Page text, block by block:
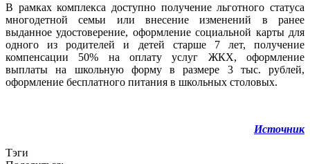
В рамках комплекса доступно получение льготного статуса
многодетной семьи или внесение изменений в ранее
выданное удостоверение, оформление социальной карты для
одного из родителей и детей старше 7 лет, получение
компенсации 50% на оплату услуг ЖКХ, оформление
выплаты на школьную форму в размере 3 тыс. рублей,
оформление бесплатного питания в школьных столовых.
Источник
Тэги